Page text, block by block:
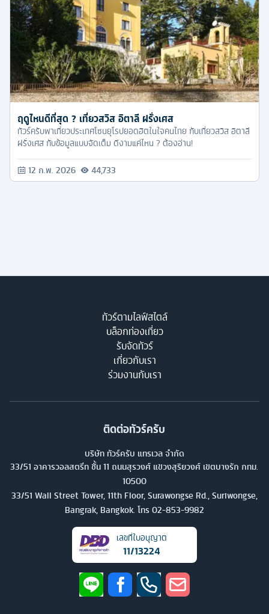
ฤดูไหนดีที่สุด ? เที่ยวสวิส อิตาลี ฝรั่งเศส
ทัวร์ครับพาเที่ยวประเทศโซนยุโรปยอดฮิตในใจคนไทย กับเที่ยวสวิส อิตาลี
ฝรั่งเศส กับข้อมูลแบบจัดเต็ม ดีงามแค่ไหน ? ต้องอ่าน!
12 ก.พ. 2026 44,733
ทัวร์ตามไลฟ์สไตล์
บล็อกท่องเที่ยว
รับจัดทัวร์
เกี่ยวกับเรา
ร่วมงานกับเรา
ติดต่อทัวร์ครับ
บริษัท ทัวร์ครับ แทรเวล จำกัด
33/51 อาคารวอลสตรีท ชั้น 11 ถนนสุรวงศ์ แขวงสุริยวงศ์ เขตบางรัก กทม.
10500
33/51 Wall Street Tower, 11th Floor, Surawongse Rd., Suriwongse,
Bangrak, Bangkok. โทร 02-853-9982
เลขที่ใบอนุญาต
11/13224